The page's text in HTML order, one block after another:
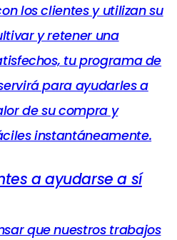
los clientes y utilizan su
y retener una
tu programa de
para ayudarles a
de su compra y
instantáneamente.
a ayudarse a sí
que nuestros trabajos